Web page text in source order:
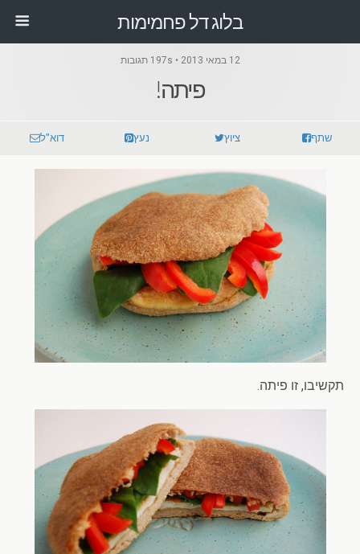
בלוג דל פחמימות
12 במאי 2013 • 197s תגובות
פיתה!
שתף ציוץ נעץ דוא"ל
תקשיבו, זו פיתה.